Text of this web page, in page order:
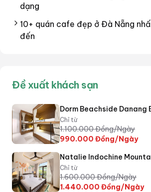
dạng
10+ quán cafe đẹp ở Đà Nẵng
đến
Đề xuất khách sạn
Dorm Beachside Danang
Chỉ từ
1.100.000Đồng/Ngày
990.000 Đồng/Ngày
Natalie Indochine
Chỉ từ
1.600.000Đồng/Ngày
1.440.000 Đồng/Ngày